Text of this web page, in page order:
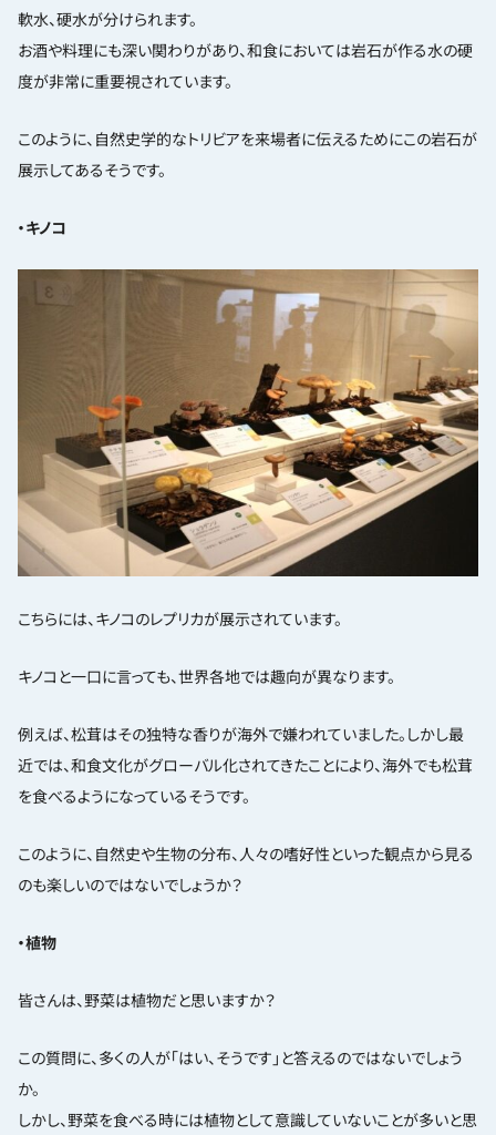
軟水、硬水が分けられます。
お酒や料理にも深い関わりがあり、和食においては岩石が作る水の硬
度が非常に重要視されています。
このように、自然史学的なトリビアを来場者に伝えるためにこの岩石が
展示してあるそうです。
・キノコ
こちらには、キノコのレプリカが展示されています。
キノコと一口に言っても、世界各地では趣向が異なります。
例えば、松茸はその独特な香りが海外で嫌われていました。しかし最
近では、和食文化がグローバル化されてきたことにより、海外でも松茸
を食べるようになっているそうです。
このように、自然史や生物の分布、人々の嗜好性といった観点から見る
のも楽しいのではないでしょうか？
・植物
皆さんは、野菜は植物だと思いますか？
この質問に、多くの人が「はい、そうです」と答えるのではないでしょう
か。
しかし、野菜を食べる時には植物として意識していないことが多いと思